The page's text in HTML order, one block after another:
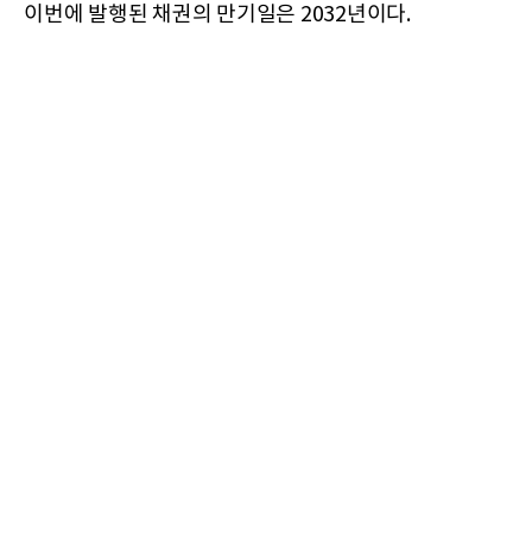
이번에 발행된 채권의 만기일은 2032년이다.